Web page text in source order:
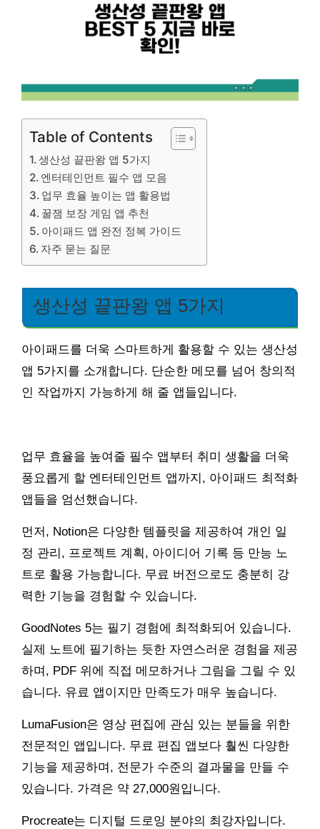
Table of Contents
생산성 끝판왕 앱 5가지
엔터테인먼트 필수 앱 모음
업무 효율 높이는 앱 활용법
꿀잼 보장 게임 앱 추천
아이패드 앱 완전 정복 가이드
자주 묻는 질문
생산성 끝판왕 앱 5가지
아이패드를 더욱 스마트하게 활용할 수 있는 생산성
앱 5가지를 소개합니다. 단순한 메모를 넘어 창의적
인 작업까지 가능하게 해 줄 앱들입니다.
업무 효율을 높여줄 필수 앱부터 취미 생활을 더욱
풍요롭게 할 엔터테인먼트 앱까지, 아이패드 최적화
앱들을 엄선했습니다.
먼저, Notion은 다양한 템플릿을 제공하여 개인 일
정 관리, 프로젝트 계획, 아이디어 기록 등 만능 노
트로 활용 가능합니다. 무료 버전으로도 충분히 강
력한 기능을 경험할 수 있습니다.
GoodNotes 5는 필기 경험에 최적화되어 있습니다.
실제 노트에 필기하는 듯한 자연스러운 경험을 제공
하며, PDF 위에 직접 메모하거나 그림을 그릴 수 있
습니다. 유료 앱이지만 만족도가 매우 높습니다.
LumaFusion은 영상 편집에 관심 있는 분들을 위한
전문적인 앱입니다. 무료 편집 앱보다 훨씬 다양한
기능을 제공하며, 전문가 수준의 결과물을 만들 수
있습니다. 가격은 약 27,000원입니다.
Procreate는 디지털 드로잉 분야의 최강자입니다.